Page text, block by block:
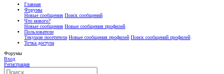
Главная
Форумы
Новые сообщения Поиск сообщений
Что нового?
Новые сообщения Новые сообщения профилей
Пользователи
Текущие посетители Новые сообщения профилей Поиск сообщений профилей
Точка доступа
Форумы
Вход
Регистрация